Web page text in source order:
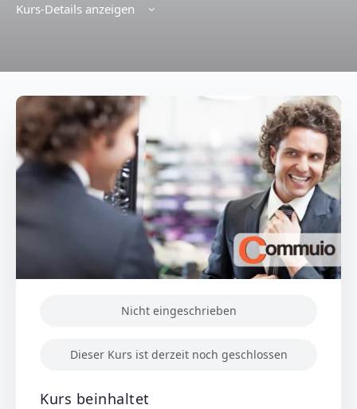
Kurs-Details anzeigen
Nicht eingeschrieben
Dieser Kurs ist derzeit noch geschlossen
Kurs beinhaltet